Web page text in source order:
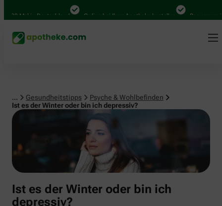
Mal in Deutschland Online bei Ihrer Apotheke bestellen Bequem
... Gesundheitstipps
Psyche & Wohlbefinden
Ist es der Winter oder bin ich depressiv?
Psyche & Wohlbefinden
Ist es der Winter oder bin ich
depressiv?